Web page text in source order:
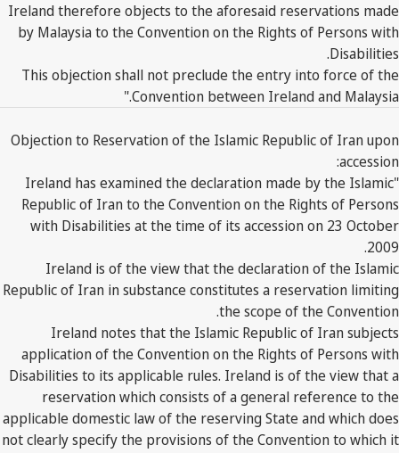
Ireland therefore objects to the aforesaid reservations made
by Malaysia to the Convention on the Rights of Persons with
Disabilities.
This objection shall not preclude the entry into force of the
Convention between Ireland and Malaysia."
Objection to Reservation of the Islamic Republic of Iran upon
accession:
"Ireland has examined the declaration made by the Islamic
Republic of Iran to the Convention on the Rights of Persons
with Disabilities at the time of its accession on 23 October
2009.
Ireland is of the view that the declaration of the Islamic
Republic of Iran in substance constitutes a reservation limiting
the scope of the Convention.
Ireland notes that the Islamic Republic of Iran subjects
application of the Convention on the Rights of Persons with
Disabilities to its applicable rules. Ireland is of the view that a
reservation which consists of a general reference to the
applicable domestic law of the reserving State and which does
not clearly specify the provisions of the Convention to which it